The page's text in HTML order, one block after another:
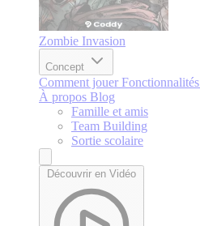
Zombie Invasion
Concept
Comment jouer Fonctionnalités
À propos Blog
Famille et amis
Team Building
Sortie scolaire
Découvrir en Vidéo